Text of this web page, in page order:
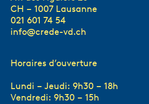
CH – 1007 Lausanne
021 601 74 54
info@crede-vd.ch
Horaires d’ouverture
Lundi – Jeudi: 9h30 – 18h
Vendredi: 9h30 – 15h